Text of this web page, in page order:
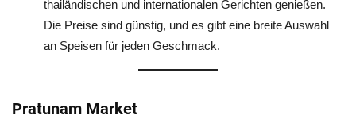
thailändischen und internationalen Gerichten genießen.
Die Preise sind günstig, und es gibt eine breite Auswahl
an Speisen für jeden Geschmack.
Pratunam Market